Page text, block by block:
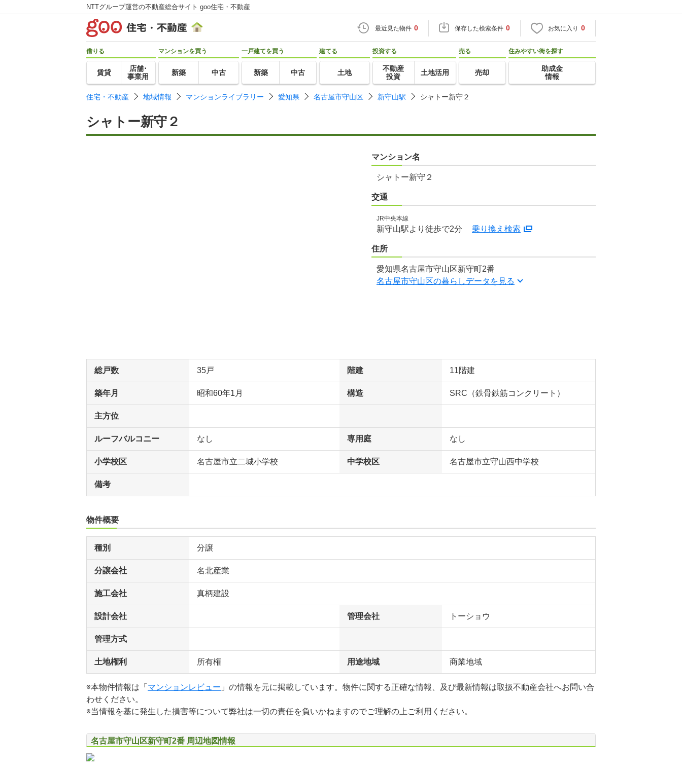
NTTグループ運営の不動産総合サイト goo住宅・不動産
最近見た物件 0 保存した検索条件 0 お気に入り 0
借りる
賃貸
店舗･
事業用
マンションを買う
新築 中古
一戸建てを買う
新築 中古
建てる
土地
投資する
不動産
投資
土地活用
売る
売却
住みやすい街を探す
助成金
情報
住宅・不動産 地域情報 マンションライブラリー 愛知県 名古屋市守山区 新守山駅 シャトー新守２
シャトー新守２
マンション名
シャトー新守２
交通
JR中央本線
新守山駅より徒歩で2分 乗り換え検索
住所
愛知県名古屋市守山区新守町2番
名古屋市守山区の暮らしデータを見る
総戸数 35戸 階建 11階建
築年月 昭和60年1月 構造 SRC（鉄骨鉄筋コンクリート）
主方位
ルーフバルコニー なし 専用庭 なし
小学校区 名古屋市立二城小学校 中学校区 名古屋市立守山西中学校
備考
物件概要
種別 分譲
分譲会社 名北産業
施工会社 真柄建設
設計会社 管理会社 トーショウ
管理方式
土地権利 所有権 用途地域 商業地域
※本物件情報は「 マンションレビュー 」の情報を元に掲載しています。物件に関する正確な情報、及び最新情報は取扱不動産会社へお問い合
わせください。
※当情報を基に発生した損害等について弊社は一切の責任を負いかねますのでご理解の上ご利用ください。
名古屋市守山区新守町2番 周辺地図情報